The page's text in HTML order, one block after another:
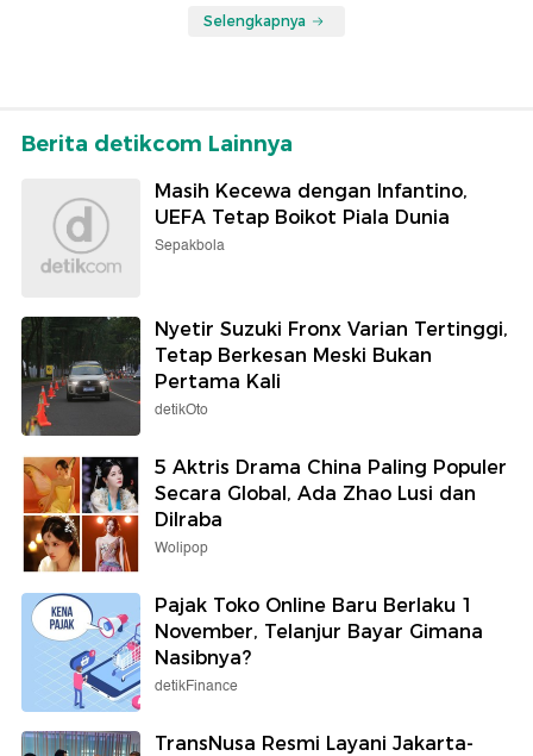
Selengkapnya
Berita detikcom Lainnya
Masih Kecewa dengan Infantino,
UEFA Tetap Boikot Piala Dunia
Sepakbola
Nyetir Suzuki Fronx Varian Tertinggi,
Tetap Berkesan Meski Bukan
Pertama Kali
detikOto
5 Aktris Drama China Paling Populer
Secara Global, Ada Zhao Lusi dan
Dilraba
Wolipop
Pajak Toko Online Baru Berlaku 1
November, Telanjur Bayar Gimana
Nasibnya?
detikFinance
TransNusa Resmi Layani Jakarta-